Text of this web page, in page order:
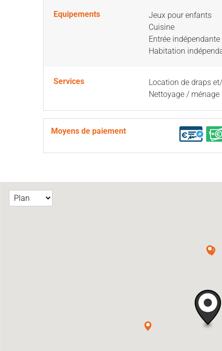
Equipements
Jeux pour enfants
Cuisine
Entrée indépendante
Habitation
Services
Location de draps
Nettoyage / ménage
Moyens de paiement